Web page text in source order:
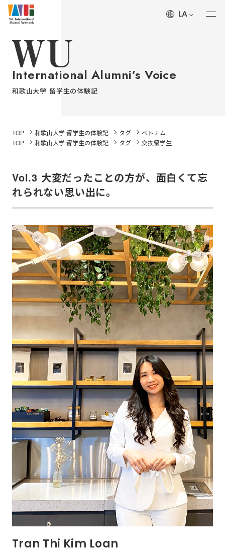
ALUMNI’S Voice
和歌山大学 留学生の体験記
About
History
和歌山大学国際同窓ネットワークの沿革
News
和歌山大学国際同窓ネットワークからのお知らせ
和歌山大学
LA
International Alumni’s Voice
和歌山大学 留学生の体験記
TOP 和歌山大学 留学生の体験記 タグ
ベトナム
TOP
和歌山大学 留学生の体験記 タグ 交換留学生
Vol.3 大変だったことの方が、面白くて忘
れられない思い出に。
Tran Thi Kim Loan